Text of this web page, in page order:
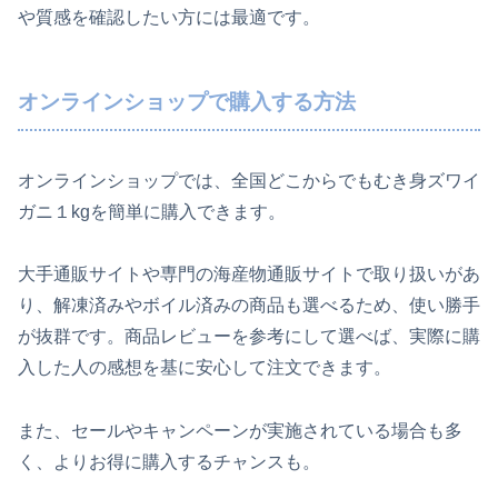
や質感を確認したい方には最適です。
オンラインショップで購入する方法
オンラインショップでは、全国どこからでもむき身ズワイ
ガニ１kgを簡単に購入できます。
大手通販サイトや専門の海産物通販サイトで取り扱いがあ
り、解凍済みやボイル済みの商品も選べるため、使い勝手
が抜群です。商品レビューを参考にして選べば、実際に購
入した人の感想を基に安心して注文できます。
また、セールやキャンペーンが実施されている場合も多
く、よりお得に購入するチャンスも。